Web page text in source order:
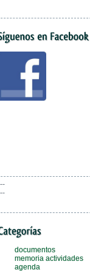
documentos
memoria actividades
agenda